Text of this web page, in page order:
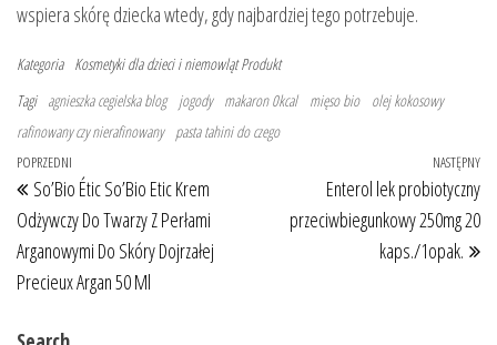
wspiera skórę dziecka wtedy, gdy najbardziej tego potrzebuje.
Kategoria Kosmetyki dla dzieci i niemowląt Produkt
Tagi agnieszka cegielska blog jogody makaron 0kcal mięso bio
olej kokosowy
rafinowany czy nierafinowany
pasta tahini do czego
Nawigacja wpisu
Poprzedni wpis
POPRZEDNI
So’Bio Étic So’Bio Etic Krem
Odżywczy Do Twarzy Z Perłami
Arganowymi Do Skóry Dojrzałej
Precieux Argan 50 Ml
NASTĘPNY
Enterol lek probiotyczny
przeciwbiegunkowy 250mg 20
kaps./1opak.